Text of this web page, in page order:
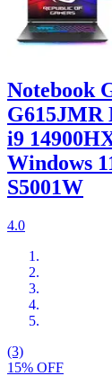
Notebook
G615JMR
i9
Windows
S5001W
4.0
(3)
15% OFF